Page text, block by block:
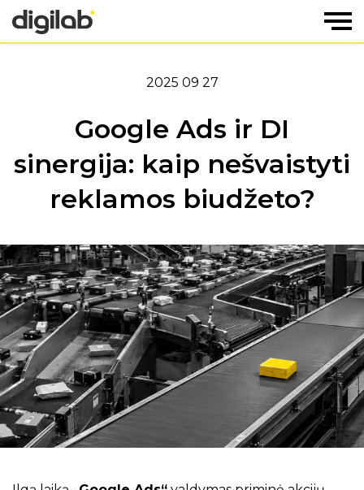
2025 09 27
Google Ads ir DI
sinergija: kaip nešvaistyti
reklamos biudžeto?